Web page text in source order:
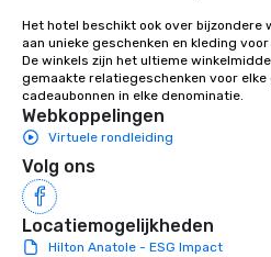
Het hotel beschikt ook over bijzondere
aan unieke geschenken en kleding
De winkels zijn het ultieme
gemaakte relatiegeschenken voor
cadeaubonnen in elke denominatie.
Webkoppelingen
Virtuele rondleiding
Volg ons
Locatiemogelijkheden
Hilton Anatole - ESG Impact